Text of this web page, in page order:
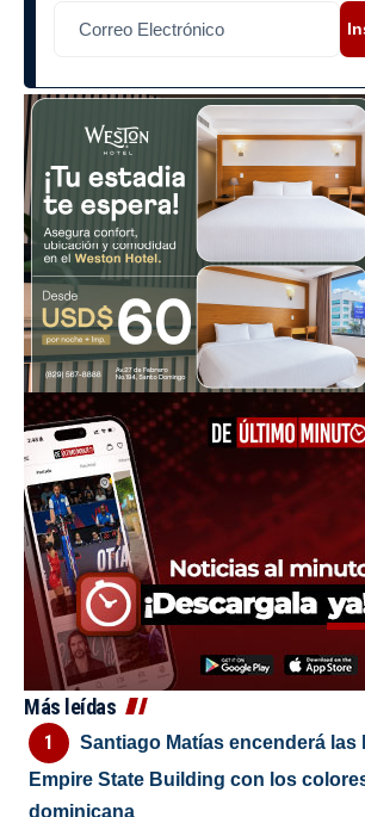
Más leídas
Santiago Matías encenderá las
Empire State Building con los
dominicana